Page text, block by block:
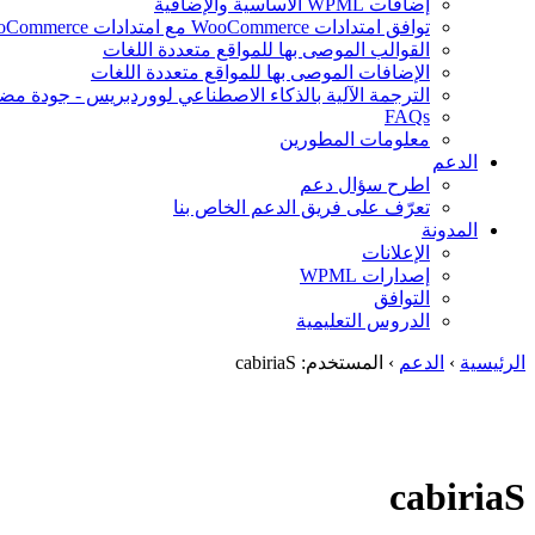
إضافات WPML الأساسية والإضافية
توافق امتدادات WooCommerce مع امتدادات WooCommerce
القوالب الموصى بها للمواقع متعددة اللغات
الإضافات الموصى بها للمواقع متعددة اللغات
الترجمة الآلية بالذكاء الاصطناعي لووردبريس - جودة
FAQs
معلومات المطورين
الدعم
اطرح سؤال دعم
تعرّف على فريق الدعم الخاص بنا
المدونة
الإعلانات
إصدارات WPML
التوافق
الدروس التعليمية
الرئيسية › الدعم › المستخدم: cabiriaS
cabiriaS